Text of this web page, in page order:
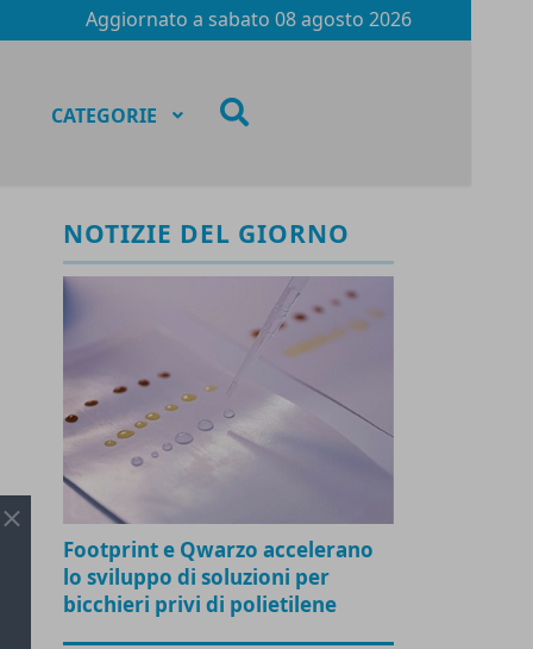
Aggiornato a sabato 08 agosto 2026
CATEGORIE
NOTIZIE DEL GIORNO
Footprint e Qwarzo accelerano
lo sviluppo di soluzioni per
bicchieri privi di polietilene